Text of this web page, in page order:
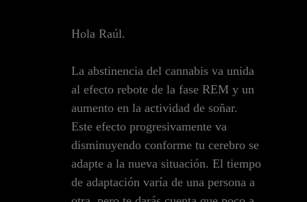
Hola Raúl.
La abstinencia del cannabis va unida
al efecto rebote de la fase REM y un
aumento en la actividad de soñar.
Este efecto progresivamente va
disminuyendo conforme tu cerebro se
adapte a la nueva situación. El tiempo
de adaptación varía de una persona a